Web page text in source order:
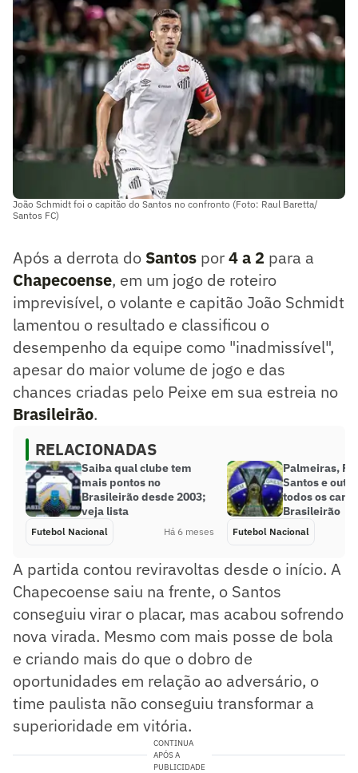
João Schmidt foi o capitão do Santos no confronto (Foto: Raul Baretta/
Santos FC)
Após a derrota do Santos por4 a 2 para a
Chapecoense, em um jogo de roteiro
imprevisível, o volante e capitão João Schmidt
lamentou o resultado e classificou o
desempenho da equipe como "inadmissível",
apesar do maior volume de jogo e das
chances criadas pelo Peixe em sua estreia no
Brasileirão.
RELACIONADAS
Saiba qual clube tem
mais pontos no
Brasileirão desde 2003;
veja lista
Futebol Nacional Há 6 meses
Palmeiras,
Santos e
todos os
Brasileirão
Futebol Nacional
A partida contou reviravoltas desde o início. A
Chapecoense saiu na frente, o Santos
conseguiu virar o placar, mas acabou sofrendo
nova virada. Mesmo com mais posse de bola
e criando mais do que o dobro de
oportunidades em relação ao adversário, o
time paulista não conseguiu transformar a
superioridade em vitória.
CONTINUA
APÓS A
PUBLICIDADE